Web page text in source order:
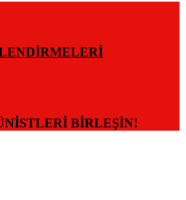
BIRLEŞIN!